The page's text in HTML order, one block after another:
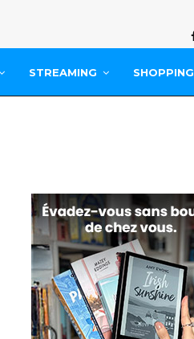
STREAMING SHOPPING